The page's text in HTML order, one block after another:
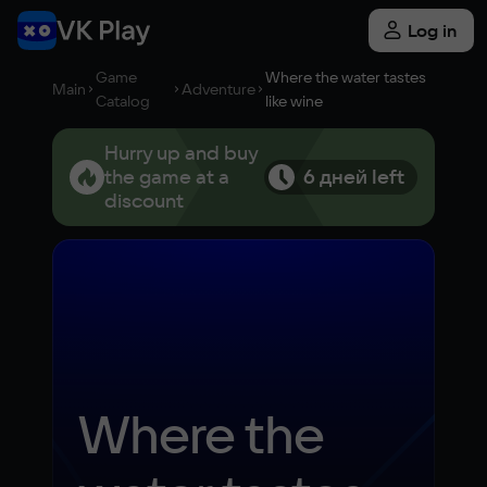
Log in
Main
Game
Catalog
Adventure
Where the water tastes
like wine
Hurry up and buy
the game at a
discount
6 дней left
Where the